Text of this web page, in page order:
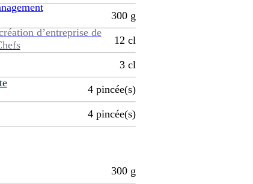
d’entreprise de
300 g
12 cl
3 cl
4 pincée(s)
4 pincée(s)
300 g